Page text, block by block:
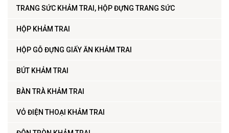
TRANG SỨC KHẢM TRAI, HỘP ĐỰNG TRANG SỨC
HỘP KHẢM TRAI
HỘP GỖ ĐỰNG GIẤY ĂN KHẢM TRAI
BÚT KHẢM TRAI
BÀN TRÀ KHẢM TRAI
VỎ ĐIỆN THOẠI KHẢM TRAI